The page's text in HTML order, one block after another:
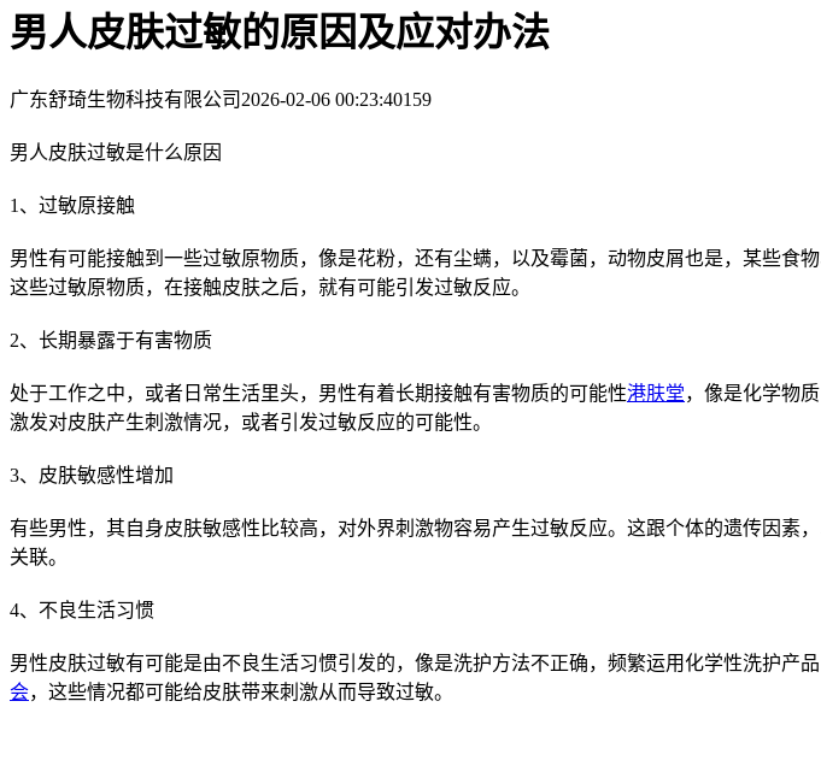
男人皮肤过敏的原因及应对办法
广东舒琦生物科技有限公司 2026-02-06 00:23:40159
男人皮肤过敏是什么原因
1、过敏原接触
男性有可能接触到一些过敏原物质，像是花粉，还有尘螨，以及霉菌，动物皮屑也是，某些食
这些过敏原物质，在接触皮肤之后，就有可能引发过敏反应。
2、长期暴露于有害物质
处于工作之中，或者日常生活里头，男性有着长期接触有害物质的可能性港肤堂，像是化学物
激发对皮肤产生刺激情况，或者引发过敏反应的可能性。
3、皮肤敏感性增加
有些男性，其自身皮肤敏感性比较高，对外界刺激物容易产生过敏反应。这跟个体的遗传因素
关联。
4、不良生活习惯
男性皮肤过敏有可能是由不良生活习惯引发的，像是洗护方法不正确，频繁运用化学性洗护产
会，这些情况都可能给皮肤带来刺激从而导致过敏。